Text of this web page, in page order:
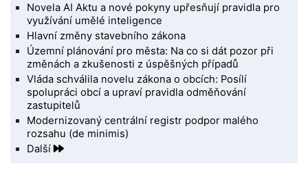
Novela AI Aktu a nové pokyny upřesňují pravidla pro
využívání umělé inteligence
Hlavní změny stavebního zákona
Územní plánování pro města: Na co si dát pozor při
změnách a zkušenosti z úspěšných případů
Vláda schválila novelu zákona o obcích: Posílí
spolupráci obcí a upraví pravidla odměňování
zastupitelů
Modernizovaný centrální registr podpor malého
rozsahu (de minimis)
Další